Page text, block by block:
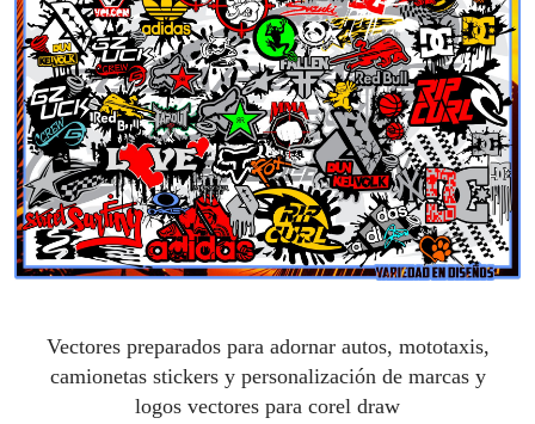
Vectores preparados para adornar autos, mototaxis,
camionetas stickers y personalización de marcas y
logos vectores para corel draw